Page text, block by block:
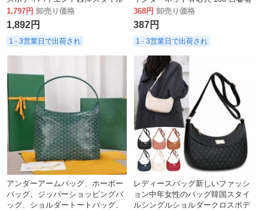
三層大容量小さなスクエアバッグ
1,797円 卸売り価格
1,892円
1 - 3営業日で出荷され
ギフトバッグお土産
368円 卸売り価格
387円
1 - 3営業日で出荷され
アンダーアームバッグ、ホーボー
バッグ、ジッパーショッピングバ
ッグ、ショルダートートバッグ、
レディースバッグ新しいファッシ
ョン中年女性のバッグ韓国スタイ
ルシングルショルダークロスボデ